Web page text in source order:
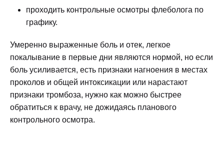
проходить контрольные осмотры флеболога по
графику.
Умеренно выраженные боль и отек, легкое
покалывание в первые дни являются нормой, но если
боль усиливается, есть признаки нагноения в местах
проколов и общей интоксикации или нарастают
признаки тромбоза, нужно как можно быстрее
обратиться к врачу, не дожидаясь планового
контрольного осмотра.